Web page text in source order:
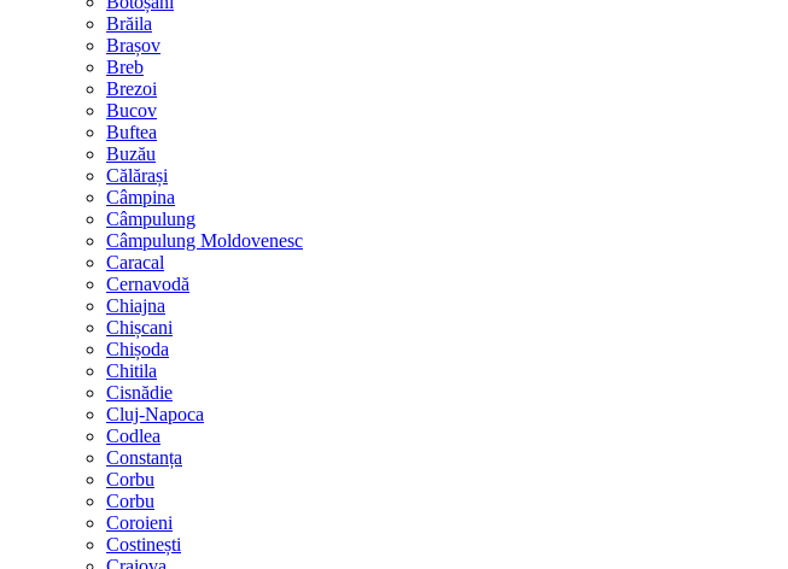
Brăila
Brașov
Breb
Brezoi
Bucov
Buftea
Buzău
Călărași
Câmpina
Câmpulung
Câmpulung Moldovenesc
Caracal
Cernavodă
Chiajna
Chișcani
Chișoda
Chitila
Cisnădie
Cluj-Napoca
Codlea
Constanța
Corbu
Corbu
Coroieni
Costinești